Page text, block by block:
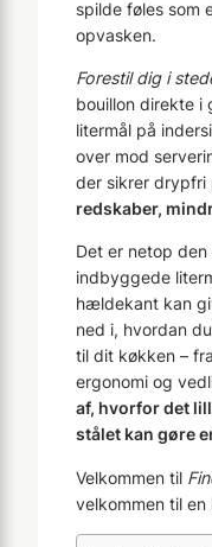
spilde føles som
opvasken.
Forestil dig i
bouillon direkte
litermål på
over mod
der sikrer
redskaber,
Det er netop
indbyggede
hældekant kan
ned i, hvordan
til dit køkken –
ergonomi og
af, hvorfor det
stålet kan gøre
Velkommen til
velkommen til